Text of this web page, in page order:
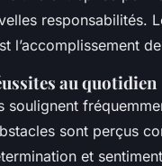
responsabilités.
l’accomplissement
au quotidien
soulignent
sont perçus
et